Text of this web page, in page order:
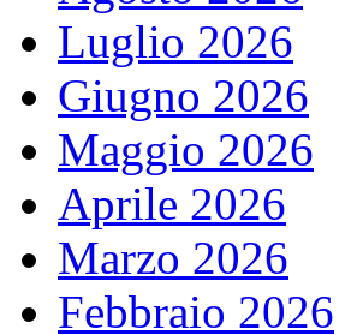
Luglio 2026
Giugno 2026
Maggio 2026
Aprile 2026
Marzo 2026
Febbraio 2026